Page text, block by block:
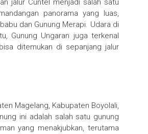
jalur Cuntel menjadi salah satu
panorama yang luas,
dan Gunung Merapi. Udara di
Gunung Ungaran juga terkenal
ditemukan di sepanjang jalur
Magelang, Kabupaten Boyolali,
ini adalah salah satu gunung
yang menakjubkan, terutama